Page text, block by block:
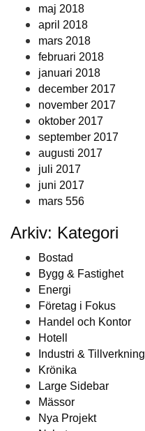
maj 2018
april 2018
mars 2018
februari 2018
januari 2018
december 2017
november 2017
oktober 2017
september 2017
augusti 2017
juli 2017
juni 2017
mars 556
Arkiv: Kategori
Bostad
Bygg & Fastighet
Energi
Företag i Fokus
Handel och Kontor
Hotell
Industri & Tillverkning
Krönika
Large Sidebar
Mässor
Nya Projekt